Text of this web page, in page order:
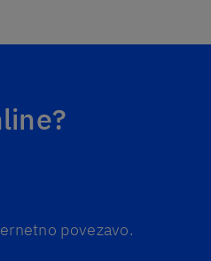
povezavo.